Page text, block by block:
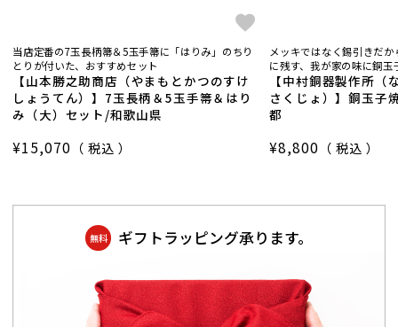
当店定番の7玉長柄箒＆5玉手箒に「はりみ」のちり
とりが付いた、おすすめセット
【山本勝之助商店（やまもとかつのすけ
しょうてん）】7玉長柄＆5玉手箒＆はり
み（大）セット/和歌山県
¥15,070 税込
メッキではなく錫引きだ
に残す、我が家の味に
【中村銅器製作所（
さくじょ）】銅玉
都
¥8,800 税込
無料 ギフトラッピング承ります。